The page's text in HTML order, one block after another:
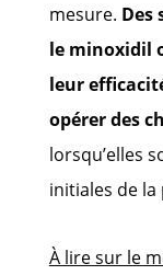
mesure. Des
le minoxidil
leur
opérer des
lorsqu’elles
initiales de la
À lire sur le